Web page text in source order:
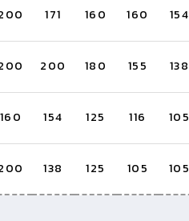
171 160 160 154
200 180 155 138
160 154 125 116 105
138 125 105 105